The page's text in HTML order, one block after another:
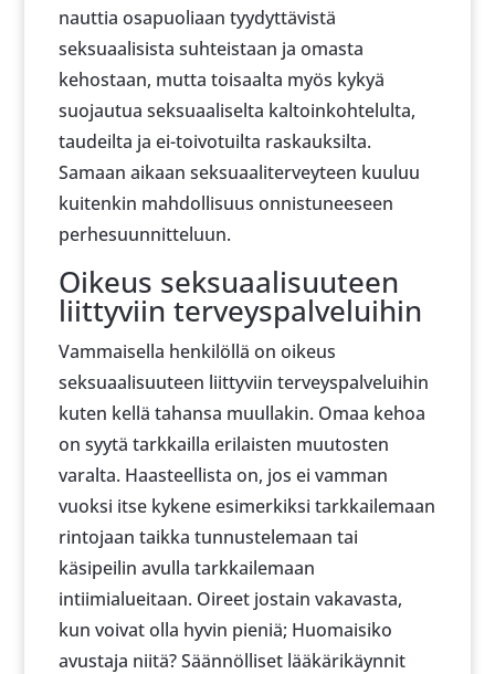
nauttia osapuoliaan tyydyttävistä
seksuaalisista suhteistaan ja omasta
kehostaan, mutta toisaalta myös kykyä
suojautua seksuaaliselta kaltoinkohtelulta,
taudeilta ja ei-toivotuilta raskauksilta.
Samaan aikaan seksuaaliterveyteen kuuluu
kuitenkin mahdollisuus onnistuneeseen
perhesuunnitteluun.
Oikeus seksuaalisuuteen
liittyviin terveyspalveluihin
Vammaisella henkilöllä on oikeus
seksuaalisuuteen liittyviin terveyspalveluihin
kuten kellä tahansa muullakin. Omaa kehoa
on syytä tarkkailla erilaisten muutosten
varalta. Haasteellista on, jos ei vamman
vuoksi itse kykene esimerkiksi tarkkailemaan
rintojaan taikka tunnustelemaan tai
käsipeilin avulla tarkkailemaan
intiimialueitaan. Oireet jostain vakavasta,
kun voivat olla hyvin pieniä; Huomaisiko
avustaja niitä? Säännölliset lääkärikäynnit